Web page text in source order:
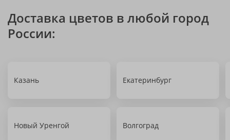
Доставка цветов в любой город
России:
Казань Екатеринбург
Новый Уренгой Волгоград